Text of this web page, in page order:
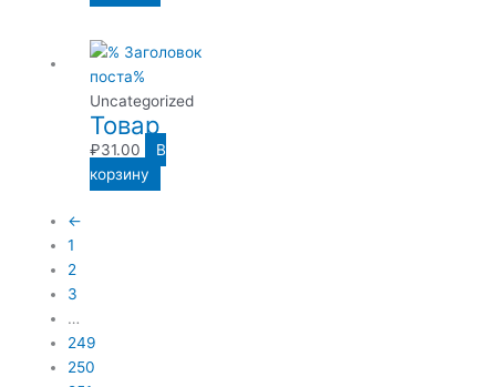
Uncategorized
Товар
₽31.00
В
корзину
←
1
2
3
…
249
250